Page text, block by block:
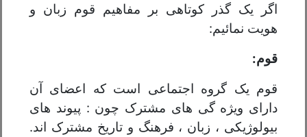
اگر یک گذر کوتاهی بر مفاهیم قوم زبان و
هویت نمائیم:
قوم:
قوم یک گروه اجتماعی است که اعضای آن
دارای ویژه گی های مشترک چون : پیوند های
بیولوژیکی ، زبان ، فرهنگ و تاریخ مشترک اند.